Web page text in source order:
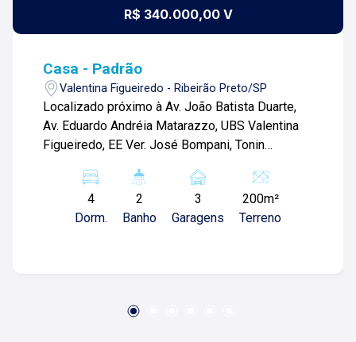
R$ 340.000,00 V
Casa - Padrão
Valentina Figueiredo - Ribeirão Preto/SP
Localizado próximo à Av. João Batista Duarte,
Av. Eduardo Andréia Matarazzo, UBS Valentina
Figueiredo, EE Ver. José Bompani, Tonin
Casa 01; -03 quartos; -Sala; -01 Banheiro social;
-Cozinha; -Área de serviços; -Quintal; -03 vagas
de garagem; -Casa 02; -Sala; -01 quarto; -01
Para mais informações e agendar visita, entre
4
Dorm.
2
Banho
3
Garagens
200m²
Terreno